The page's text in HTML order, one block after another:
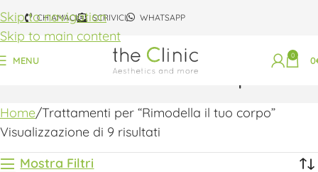
Skip to navigation
Skip to main content
CHIAMACI SCRIVICI WHATSAPP
MENU 0 0
Rimodella il tuo corpo
Home Trattamenti per “Rimodella il tuo corpo”
Visualizzazione di 9 risultati
Mostra Filtri